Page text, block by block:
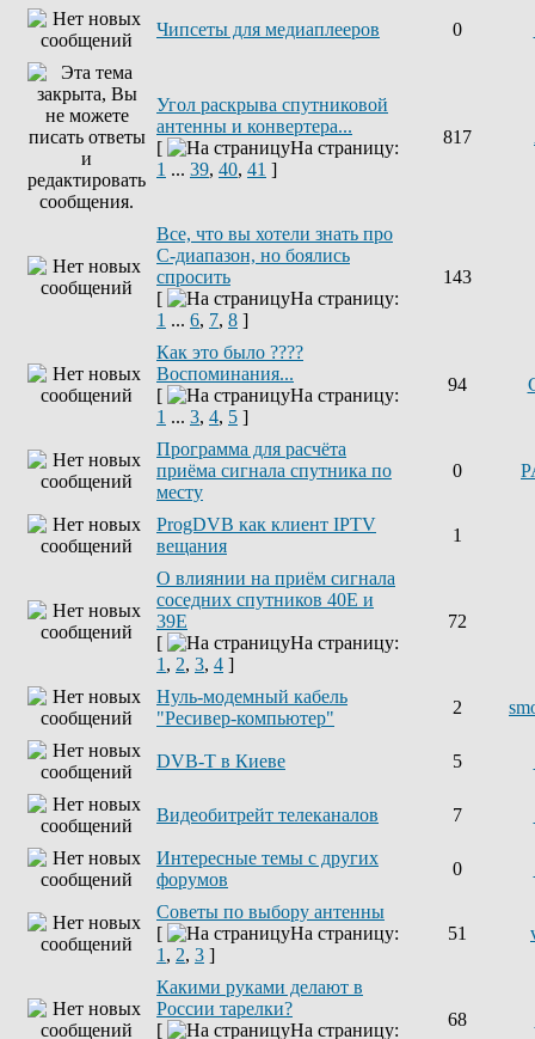
Чипсеты для медиаплееров 0
Угол раскрыва спутниковой
антенны и конвертера...
[
На страницу:
1 ... 39, 40, 41 ]
817
Все, что вы хотели знать про
С-диапазон, но боялись
спросить
[
На страницу:
1 ... 6, 7, 8 ]
143
Как это было ????
Воспоминания...
[
На страницу:
1 ... 3, 4, 5 ]
94
Программа для расчёта
приёма сигнала спутника по
месту
0
ProgDVB как клиент IPTV
вещания
1
О влиянии на приём сигнала
соседних спутников 40E и
39E
[
На страницу:
1 , 2, 3, 4 ]
72
Нуль-модемный кабель
"Ресивер-компьютер"
2
DVB-T в Киеве 5
Видеобитрейт телеканалов 7
Интересные темы с других
форумов
0
Советы по выбору антенны
[
На страницу:
1 , 2, 3 ]
51
Какими руками делают в
России тарелки?
[
На страницу:
68